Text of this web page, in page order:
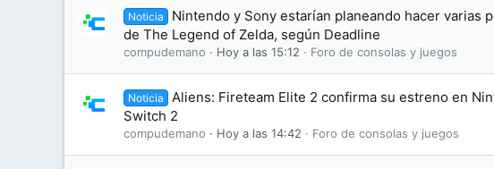
Noticia
Nintendo y Sony estarían planeando hacer varias
de The Legend of Zelda, según Deadline
compudemano Hoy a las 15:12 Foro de consolas y juegos
Noticia
Aliens: Fireteam Elite 2 confirma su estreno en
Switch 2
compudemano Hoy a las 14:42 Foro de consolas y juegos